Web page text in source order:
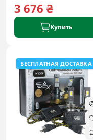
3 676 ₴
Купить
БЕСПЛАТНАЯ ДОСТАВКА